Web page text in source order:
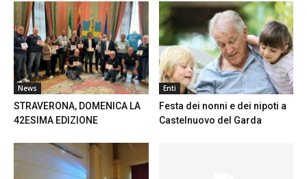
News
STRAVERONA, DOMENICA LA
42ESIMA EDIZIONE
Enti
Festa dei nonni e dei nipoti a
Castelnuovo del Garda